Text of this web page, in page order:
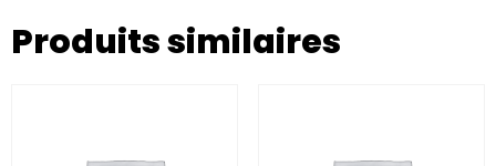
Produits similaires